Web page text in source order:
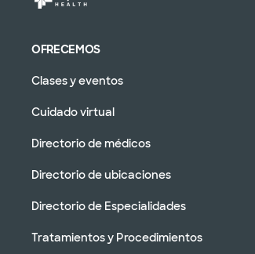
OFRECEMOS
Clases y eventos
Cuidado virtual
Directorio de médicos
Directorio de ubicaciones
Directorio de Especialidades
Tratamientos y Procedimientos